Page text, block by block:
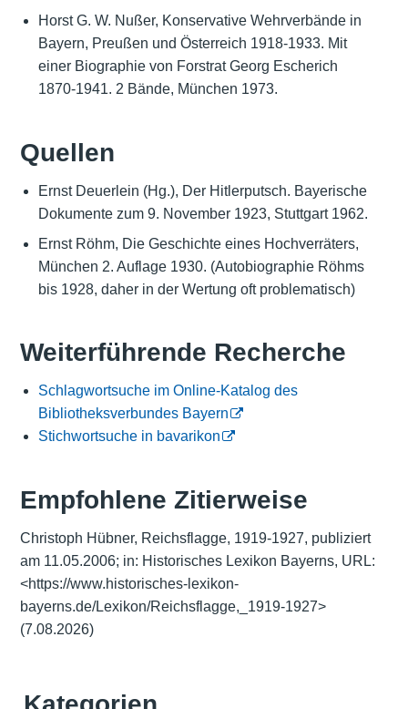
Horst G. W. Nußer, Konservative Wehrverbände in
Bayern, Preußen und Österreich 1918-1933. Mit
einer Biographie von Forstrat Georg Escherich
1870-1941. 2 Bände, München 1973.
Quellen
Ernst Deuerlein (Hg.), Der Hitlerputsch. Bayerische
Dokumente zum 9. November 1923, Stuttgart 1962.
Ernst Röhm, Die Geschichte eines Hochverräters,
München 2. Auflage 1930. (Autobiographie Röhms
bis 1928, daher in der Wertung oft problematisch)
Weiterführende Recherche
Schlagwortsuche im Online-Katalog des
Bibliotheksverbundes Bayern
Stichwortsuche in bavarikon
Empfohlene Zitierweise
Christoph Hübner, Reichsflagge, 1919-1927, publiziert
am 11.05.2006; in: Historisches Lexikon Bayerns, URL:
<https://www.historisches-lexikon-
bayerns.de/Lexikon/Reichsflagge,_1919-1927>
(7.08.2026)